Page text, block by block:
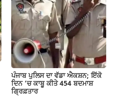
ਪੰਜਾਬ ਪੁਲਿਸ ਦਾ ਵੱਡਾ ਐਕਸ਼ਨ; ਇੱਕੋ
ਦਿਨ ‘ਚ ਕਾਬੂ ਕੀਤੇ 454 ਬਦਮਾਸ਼
ਗ੍ਰਿਫ਼ਤਾਰ